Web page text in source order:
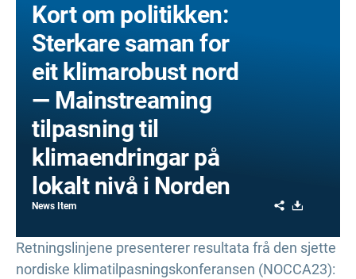
Kort om politikken:
Sterkare saman for
eit klimarobust nord
— Mainstreaming
tilpasning til
klimaendringar på
lokalt nivå i Norden
News Item Share
Retningslinjene presenterer resultata frå den sjette
nordiske klimatilpasningskonferansen (NOCCA23):